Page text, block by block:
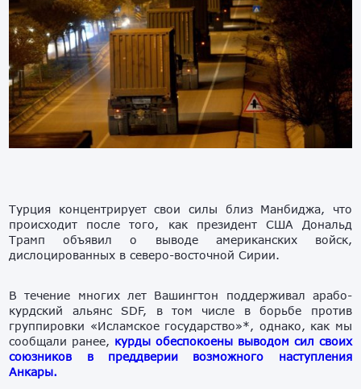
Турция концентрирует свои силы близ Манбиджа, что
происходит после того, как президент США Дональд
Трамп объявил о выводе американских войск,
дислоцированных в северо-восточной Сирии.
В течение многих лет Вашингтон поддерживал арабо-
курдский альянс SDF, в том числе в борьбе против
группировки «Исламское государство»*, однако, как мы
сообщали ранее, курды обеспокоены выводом сил своих
союзников в преддверии возможного наступления
Анкары.